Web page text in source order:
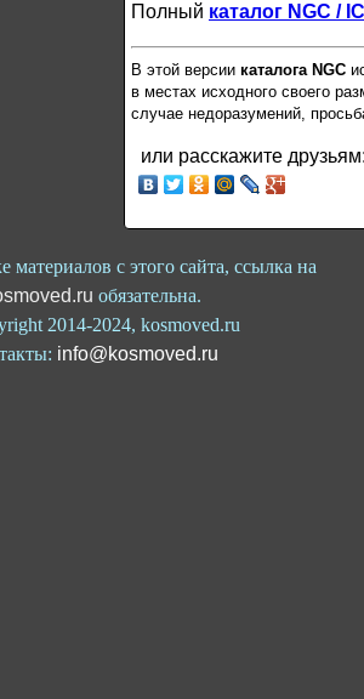
Полный каталог NGC / IC
В этой версии каталога NGC
в местах исходного своего
случае недоразумений,
или расскажите
материалов с этого сайта, ссылка на
обязательна.
2014-2024, kosmoved.ru
info@kosmoved.ru